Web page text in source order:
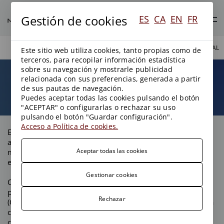
ÁREAS DE PRÁCTICA CUMPLIMIENTO AMBIENTAL
Cumplimiento ambiental
En Menéndez & Asociados Abogados
análisis exhaustivo de los posibles riesgos
medioambientales derivados de las actividades
empresariales (Risk Assessment).
Confeccionamos protocolos de actuación para la
prevención de riesgos penales medioambientales
(Compliance Programs) individualizados y adecuados para
cada empresa para prevenir la responsabilidad penal
corporativa por delitos ambientales.
Gestión de cookies ES CA EN FR
Este sitio web utiliza cookies, tanto propias como de
terceros, para recopilar información estadística
sobre su navegación y mostrarle publicidad
relacionada con sus preferencias, generada a partir
de sus pautas de navegación.
Puedes aceptar todas las cookies pulsando el botón
"ACEPTAR" o configurarlas o rechazar su uso
pulsando el botón "Guardar configuración".
Acceso a Política de cookies.
Aceptar todas las cookies
Gestionar cookies
Rechazar